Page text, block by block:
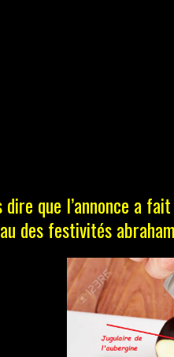
que l’annonce a
des festivités